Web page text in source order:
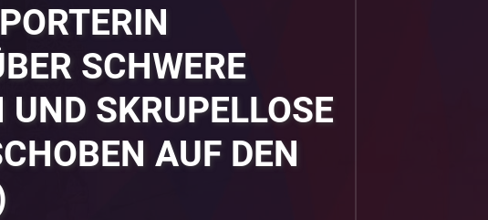
SCHWERE
SKRUPELLOSE
AUF DEN